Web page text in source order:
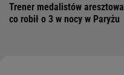
Trener medalistów
co robił o 3 w nocy w Paryżu